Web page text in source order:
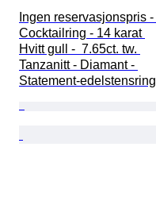
Ingen reservasjonspris -
Cocktailring - 14 karat
Hvitt gull -  7.65ct. tw.
Tanzanitt - Diamant -
Statement-edelstensring